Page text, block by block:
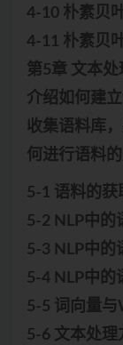
4-10 朴素贝
4-11 朴素贝
第5章 文本处
介绍如何建
收集语料库
何进行语料
5-1 语料的获
5-2 NLP中的
5-3 NLP中的
5-4 NLP中的
5-5 词向量
5-6 文本处理